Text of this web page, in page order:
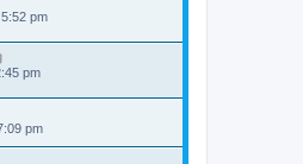
pm
pm
pm